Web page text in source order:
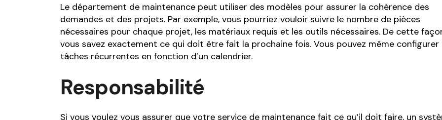
Le département de maintenance peut utiliser des modèles pour assurer la cohérence des
demandes et des projets. Par exemple, vous pourriez vouloir suivre le nombre de pièces
nécessaires pour chaque projet, les matériaux requis et les outils nécessaires. De cette
vous savez exactement ce qui doit être fait la prochaine fois. Vous pouvez même configurer
tâches récurrentes en fonction d’un calendrier.
Responsabilité
Si vous voulez vous assurer que votre service de maintenance fait ce qu’il doit faire, un